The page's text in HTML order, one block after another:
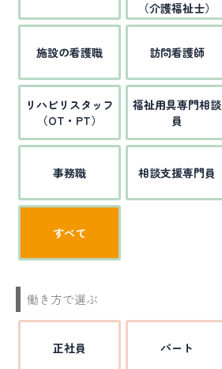
（介護福祉士）
施設の看護職 訪問看護師
リハビリスタッフ
（OT・PT）
福祉用具専門相談
員
事務職 相談支援専門員
すべて
働き方で選ぶ
正社員 パート